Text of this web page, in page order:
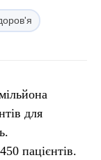
для
пацієнтів.